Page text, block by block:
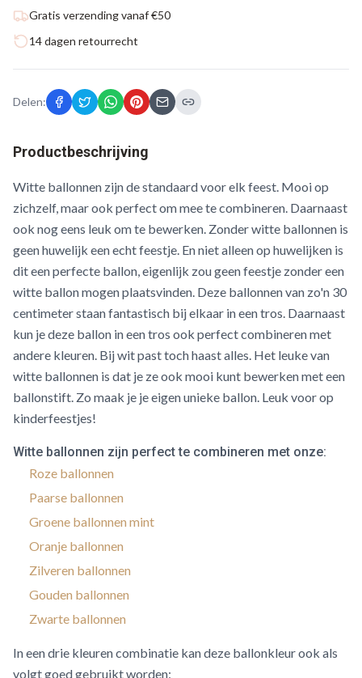
Gratis verzending vanaf €50
14 dagen retourrecht
Delen:
Productbeschrijving
Witte ballonnen zijn de standaard voor elk feest. Mooi op
zichzelf, maar ook perfect om mee te combineren. Daarnaast
ook nog eens leuk om te bewerken. Zonder witte ballonnen is
geen huwelijk een echt feestje. En niet alleen op huwelijken is
dit een perfecte ballon, eigenlijk zou geen feestje zonder een
witte ballon mogen plaatsvinden. Deze ballonnen van zo'n 30
centimeter staan fantastisch bij elkaar in een tros. Daarnaast
kun je deze ballon in een tros ook perfect combineren met
andere kleuren. Bij wit past toch haast alles. Het leuke van
witte ballonnen is dat je ze ook mooi kunt bewerken met een
ballonstift. Zo maak je je eigen unieke ballon. Leuk voor op
kinderfeestjes!
Witte ballonnen zijn perfect te combineren met onze:
Roze ballonnen
Paarse ballonnen
Groene ballonnen mint
Oranje ballonnen
Zilveren ballonnen
Gouden ballonnen
Zwarte ballonnen
In een drie kleuren combinatie kan deze ballonkleur ook als
volgt goed gebruikt worden: